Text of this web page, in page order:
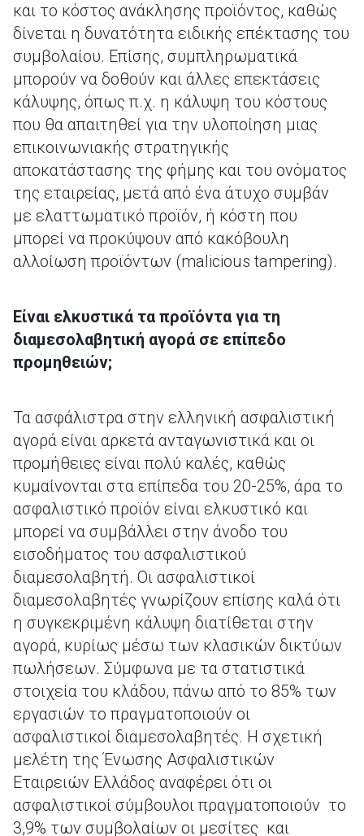
και το κόστος ανάκλησης προϊόντος, καθώς
δίνεται η δυνατότητα ειδικής επέκτασης του
συμβολαίου. Επίσης, συμπληρωματικά
μπορούν να δοθούν και άλλες επεκτάσεις
κάλυψης, όπως π.χ. η κάλυψη του κόστους
που θα απαιτηθεί για την υλοποίηση μιας
επικοινωνιακής στρατηγικής
αποκατάστασης της φήμης και του ονόματος
της εταιρείας, μετά από ένα άτυχο συμβάν
με ελαττωματικό προϊόν, ή κόστη που
μπορεί να προκύψουν από κακόβουλη
αλλοίωση προϊόντων (malicious tampering).
Είναι ελκυστικά τα προϊόντα για τη
διαμεσολαβητική αγορά σε επίπεδο
προμηθειών;
Τα ασφάλιστρα στην ελληνική ασφαλιστική
αγορά είναι αρκετά ανταγωνιστικά και οι
προμήθειες είναι πολύ καλές, καθώς
κυμαίνονται στα επίπεδα του 20-25%, άρα το
ασφαλιστικό προϊόν είναι ελκυστικό και
μπορεί να συμβάλλει στην άνοδο του
εισοδήματος του ασφαλιστικού
διαμεσολαβητή. Οι ασφαλιστικοί
διαμεσολαβητές γνωρίζουν επίσης καλά ότι
η συγκεκριμένη κάλυψη διατίθεται στην
αγορά, κυρίως μέσω των κλασικών δικτύων
πωλήσεων. Σύμφωνα με τα στατιστικά
στοιχεία του κλάδου, πάνω από το 85% των
εργασιών το πραγματοποιούν οι
ασφαλιστικοί διαμεσολαβητές. Η σχετική
μελέτη της Ένωσης Ασφαλιστικών
Εταιρειών Ελλάδος αναφέρει ότι οι
ασφαλιστικοί σύμβουλοι πραγματοποιούν το
3,9% των συμβολαίων οι μεσίτες και